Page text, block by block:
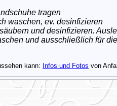
tragen
waschen, ev. desinfizieren
und desinfizieren.
und ausschließlich für
kann: Infos und Fotos von